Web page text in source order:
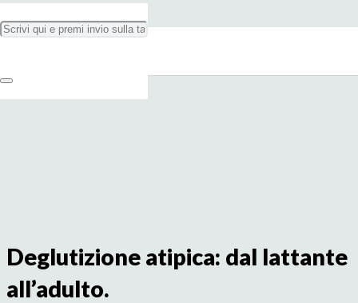
Deglutizione atipica: dal lattante
all’adulto.